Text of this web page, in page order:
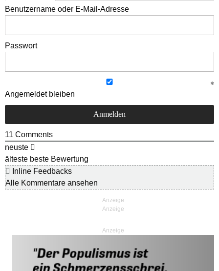
Benutzername oder E-Mail-Adresse
Passwort
Angemeldet bleiben
11 Comments
neuste
älteste beste Bewertung
Inline Feedbacks
Alle Kommentare ansehen
Anzeige